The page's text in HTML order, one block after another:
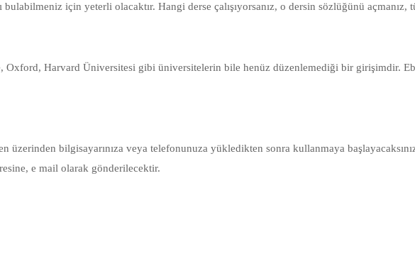
bulabilmeniz için yeterli olacaktır. Hangi derse çalışıyorsanız, o dersin sözlüğünü açmanız,
Oxford, Harvard Üniversitesi gibi üniversitelerin bile henüz düzenlemediği bir girişimdir.
üzerinden bilgisayarınıza veya telefonunuza yükledikten sonra kullanmaya
e mail olarak gönderilecektir.